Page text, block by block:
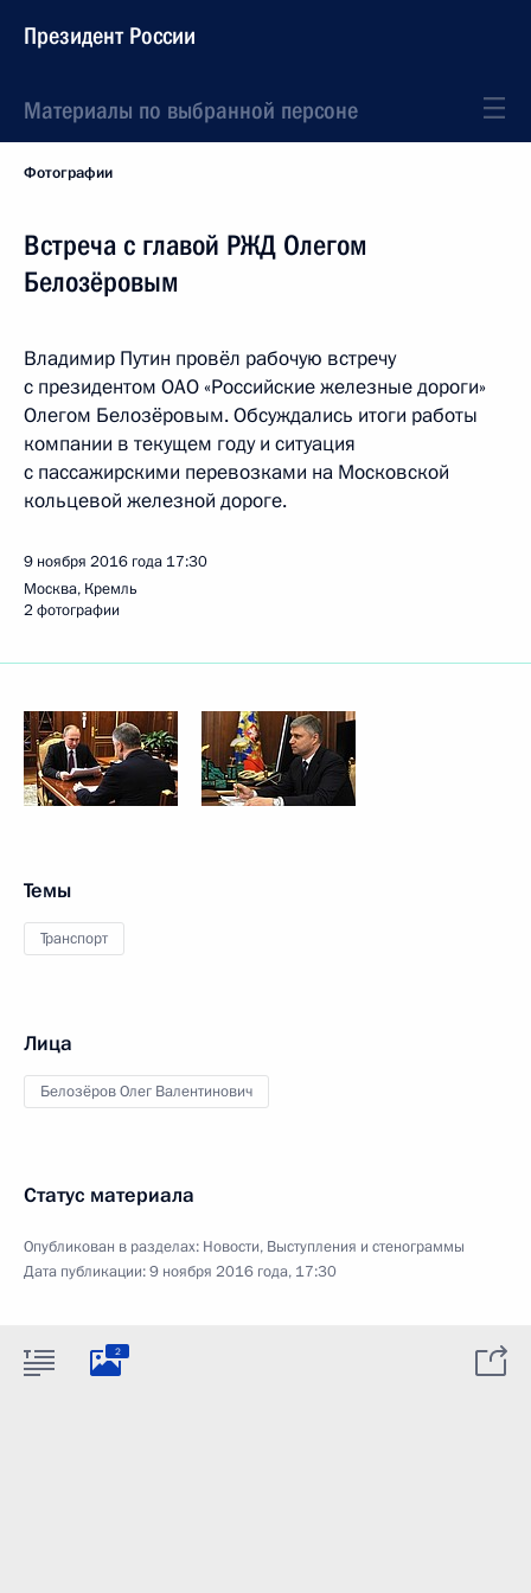
Президент России
Материалы по выбранной персоне
Фотографии
Встреча с главой РЖД Олегом
Белозёровым
Владимир Путин провёл рабочую встречу
с президентом ОАО «Российские железные дороги»
Олегом Белозёровым. Обсуждались итоги работы
компании в текущем году и ситуация
с пассажирскими перевозками на Московской
кольцевой железной дороге.
9 ноября 2016 года 17:30
Москва, Кремль
2 фотографии
Темы
Транспорт
Лица
Белозёров Олег Валентинович
Статус материала
Опубликован в разделах: Новости, Выступления и стенограммы
Дата публикации:9 ноября 2016 года, 17:30
2